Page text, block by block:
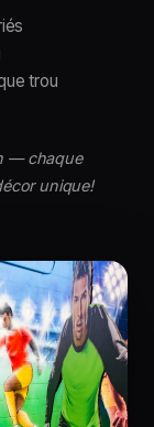
trou
— chaque
unique!